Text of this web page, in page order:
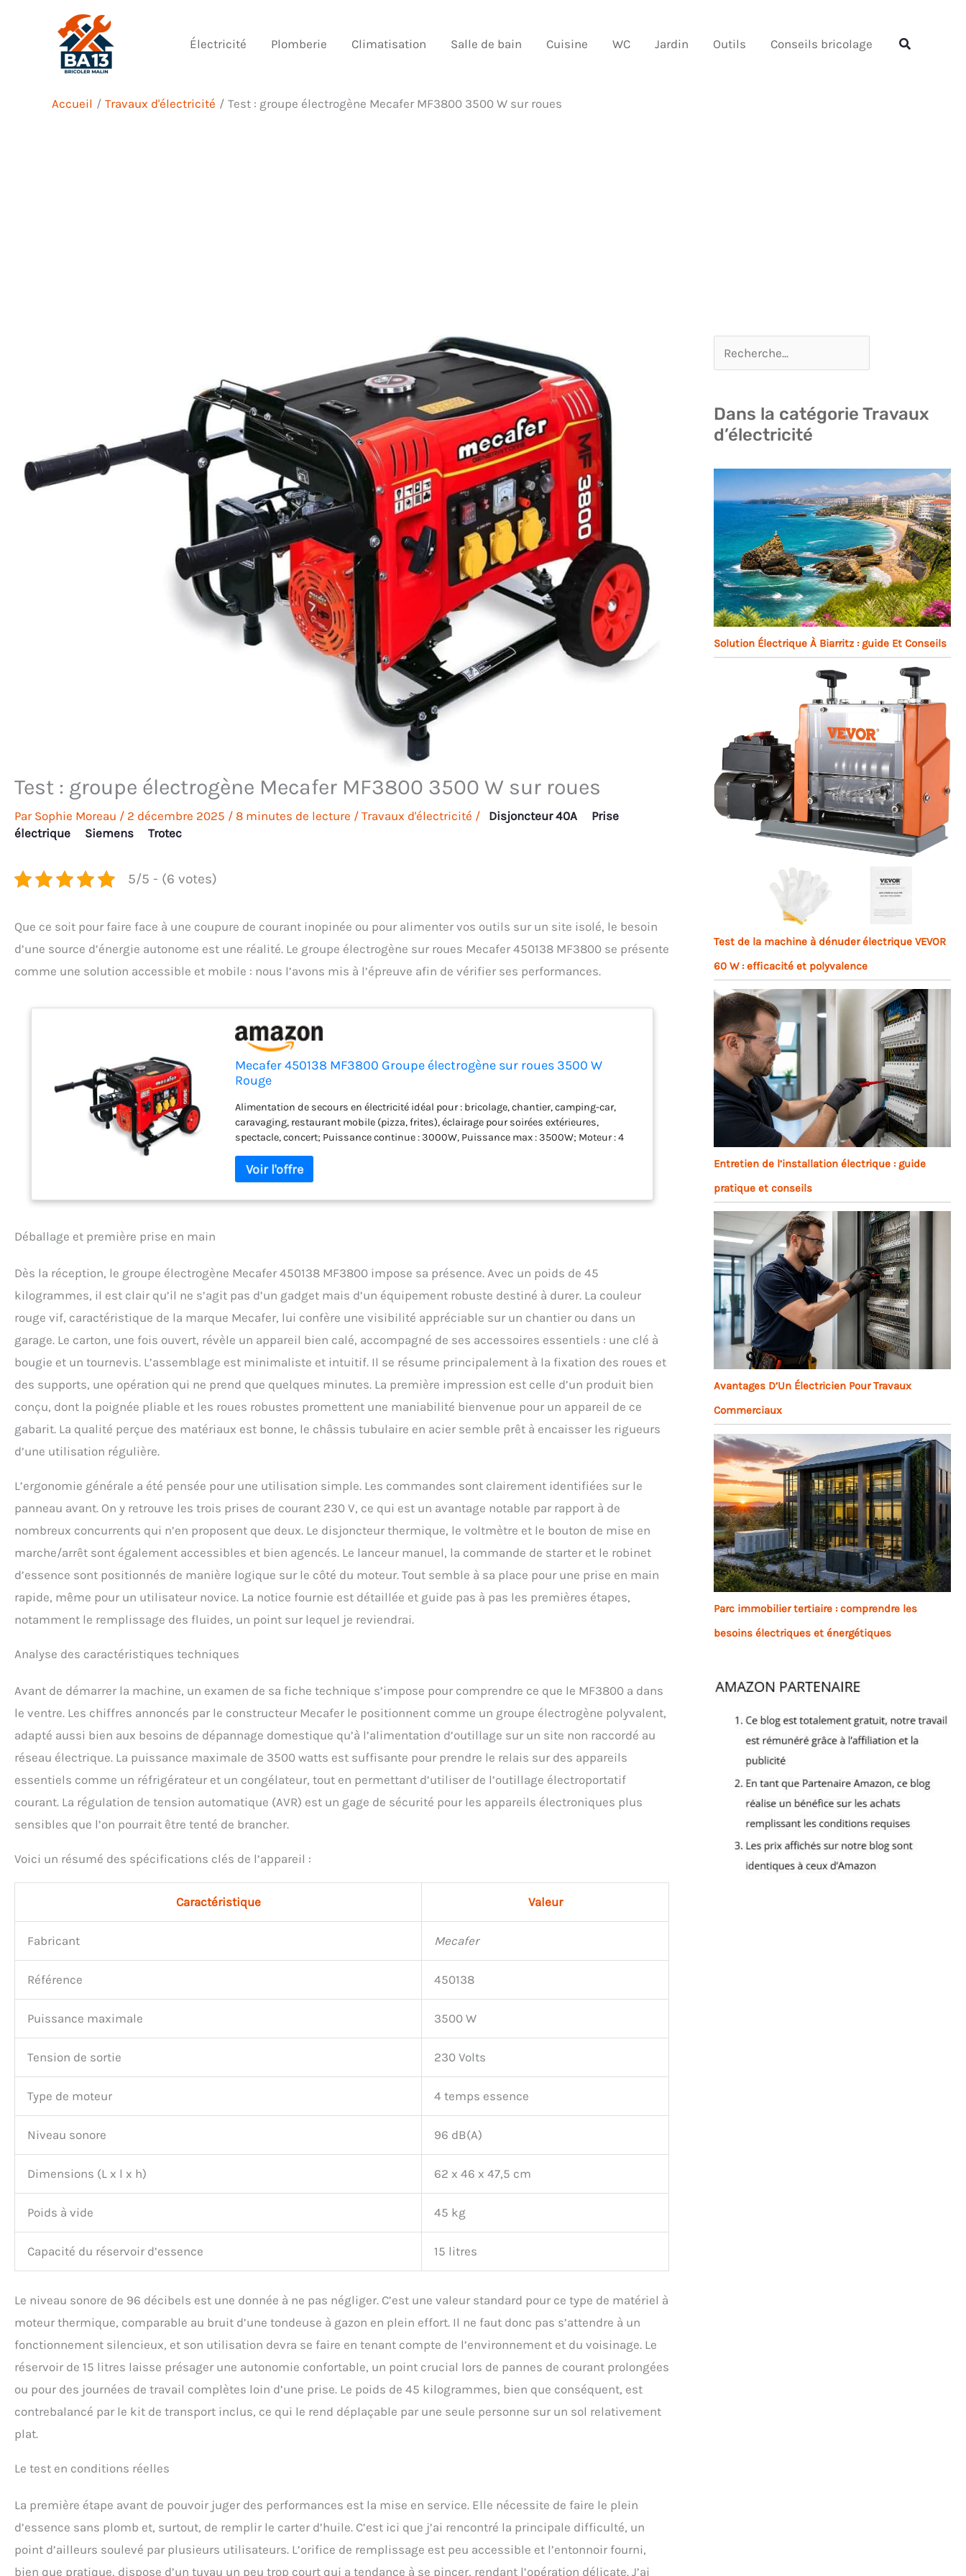
Électricité Plomberie Climatisation Salle de bain Cuisine WC Jardin Outils Conseils bricolage Rechercher
Accueil Travaux d'électricité Test : groupe électrogène Mecafer MF3800 3500 W sur roues
Test : groupe électrogène Mecafer MF3800 3500 W sur roues
Par Sophie Moreau / 2 décembre 2025 / 8 minutes de lecture / Travaux d'électricité / Disjoncteur 40A
Prise
électrique
Siemens Trotec
5/5 - (6 votes)
Que ce soit pour faire face à une coupure de courant inopinée ou pour alimenter vos outils sur un site isolé, le besoin
d’une source d’énergie autonome est une réalité. Le groupe électrogène sur roues Mecafer 450138 MF3800 se présente
comme une solution accessible et mobile : nous l’avons mis à l’épreuve afin de vérifier ses performances.
Mecafer 450138 MF3800 Groupe électrogène sur roues 3500 W
Rouge
Alimentation de secours en électricité idéal pour : bricolage, chantier, camping-car,
caravaging, restaurant mobile (pizza, frites), éclairage pour soirées extérieures,
spectacle, concert; Puissance continue : 3000W, Puissance max : 3500W; Moteur : 4
15L, Autonomie de 10H; Système AVR (régulation de la tension); 3 prises NF 230V AC et 1
prise 12V DC 5A; Protection contre les surcharges et système d’alerte sonore si niveau
d’huile faible, crochets support pour rallonge électrique; Facilement transportable sur
Déballage et première prise en main
Dès la réception, le groupe électrogène Mecafer 450138 MF3800 impose sa présence. Avec un poids de 45
kilogrammes, il est clair qu’il ne s’agit pas d’un gadget mais d’un équipement robuste destiné à durer. La couleur
rouge vif, caractéristique de la marque Mecafer, lui confère une visibilité appréciable sur un chantier ou dans un
garage. Le carton, une fois ouvert, révèle un appareil bien calé, accompagné de ses accessoires essentiels : une clé à
bougie et un tournevis. L’assemblage est minimaliste et intuitif. Il se résume principalement à la fixation des roues et
des supports, une opération qui ne prend que quelques minutes. La première impression est celle d’un produit bien
conçu, dont la poignée pliable et les roues robustes promettent une maniabilité bienvenue pour un appareil de ce
gabarit. La qualité perçue des matériaux est bonne, le châssis tubulaire en acier semble prêt à encaisser les rigueurs
d’une utilisation régulière.
L’ergonomie générale a été pensée pour une utilisation simple. Les commandes sont clairement identifiées sur le
panneau avant. On y retrouve les trois prises de courant 230 V, ce qui est un avantage notable par rapport à de
nombreux concurrents qui n’en proposent que deux. Le disjoncteur thermique, le voltmètre et le bouton de mise en
marche/arrêt sont également accessibles et bien agencés. Le lanceur manuel, la commande de starter et le robinet
d’essence sont positionnés de manière logique sur le côté du moteur. Tout semble à sa place pour une prise en main
rapide, même pour un utilisateur novice. La notice fournie est détaillée et guide pas à pas les premières étapes,
notamment le remplissage des fluides, un point sur lequel je reviendrai.
Analyse des caractéristiques techniques
Avant de démarrer la machine, un examen de sa fiche technique s’impose pour comprendre ce que le MF3800 a dans
le ventre. Les chiffres annoncés par le constructeur Mecafer le positionnent comme un groupe électrogène polyvalent,
adapté aussi bien aux besoins de dépannage domestique qu’à l’alimentation d’outillage sur un site non raccordé au
réseau électrique. La puissance maximale de 3500 watts est suffisante pour prendre le relais sur des appareils
essentiels comme un réfrigérateur et un congélateur, tout en permettant d’utiliser de l’outillage électroportatif
courant. La régulation de tension automatique (AVR) est un gage de sécurité pour les appareils électroniques plus
sensibles que l’on pourrait être tenté de brancher.
Voici un résumé des spécifications clés de l’appareil :
Caractéristique Valeur
Fabricant Mecafer
Référence 450138
Puissance maximale 3500 W
Tension de sortie 230 Volts
Type de moteur 4 temps essence
Niveau sonore 96 dB(A)
Dimensions (L x l x h) 62 x 46 x 47,5 cm
Poids à vide 45 kg
Capacité du réservoir d’essence 15 litres
Le niveau sonore de 96 décibels est une donnée à ne pas négliger. C’est une valeur standard pour ce type de matériel à
moteur thermique, comparable au bruit d’une tondeuse à gazon en plein effort. Il ne faut donc pas s’attendre à un
fonctionnement silencieux, et son utilisation devra se faire en tenant compte de l’environnement et du voisinage. Le
réservoir de 15 litres laisse présager une autonomie confortable, un point crucial lors de pannes de courant prolongées
ou pour des journées de travail complètes loin d’une prise. Le poids de 45 kilogrammes, bien que conséquent, est
contrebalancé par le kit de transport inclus, ce qui le rend déplaçable par une seule personne sur un sol relativement
plat.
Le test en conditions réelles
La première étape avant de pouvoir juger des performances est la mise en service. Elle nécessite de faire le plein
d’essence sans plomb et, surtout, de remplir le carter d’huile. C’est ici que j’ai rencontré la principale difficulté, un
point d’ailleurs soulevé par plusieurs utilisateurs. L’orifice de remplissage est peu accessible et l’entonnoir fourni,
bien que pratique, dispose d’un tuyau un peu trop court qui a tendance à se pincer, rendant l’opération délicate. J’ai
Dans la catégorie Travaux
d’électricité
Solution Électrique À Biarritz : guide Et Conseils
Test de la machine à dénuder électrique VEVOR
60 W : efficacité et polyvalence
Entretien de l’installation électrique : guide
pratique et conseils
Avantages D’Un Électricien Pour Travaux
Commerciaux
Parc immobilier tertiaire : comprendre les
besoins électriques et énergétiques